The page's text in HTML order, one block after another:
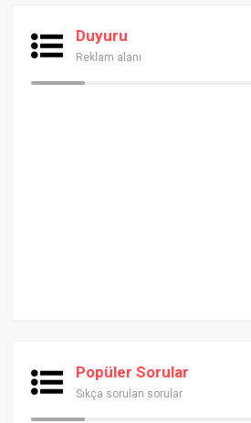
Duyuru
Reklam alanı
Popüler Sorular
Sıkça sorulan sorular